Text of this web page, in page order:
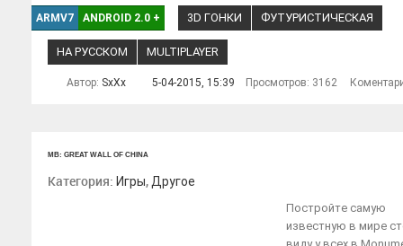
ARMV7 ANDROID 2.0 + 3D ГОНКИ ФУТУРИСТИЧЕСКАЯ
НА РУССКОМ MULTIPLAYER
Автор: SxXx 5-04-2015, 15:39 Просмотров: 3162
MB: GREAT WALL OF CHINA
Категория: Игры, Другое
Постройте самую
известную в мире